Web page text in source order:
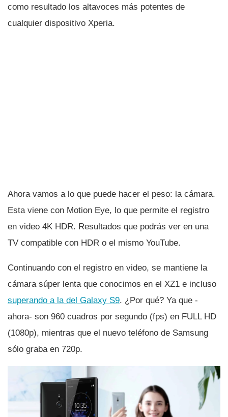
como resultado los altavoces más potentes de
cualquier dispositivo Xperia.
Ahora vamos a lo que puede hacer el peso: la cámara.
Esta viene con Motion Eye, lo que permite el registro
en video 4K HDR. Resultados que podrás ver en una
TV compatible con HDR o el mismo YouTube.
Continuando con el registro en video, se mantiene la
cámara súper lenta que conocimos en el XZ1 e incluso
superando a la del Galaxy S9. ¿Por qué? Ya que -
ahora- son 960 cuadros por segundo (fps) en FULL HD
(1080p), mientras que el nuevo teléfono de Samsung
sólo graba en 720p.